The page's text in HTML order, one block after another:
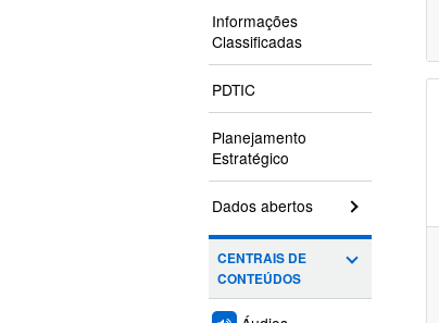
Informações
Classificadas
PDTIC
Planejamento
Estratégico
Dados abertos
CENTRAIS DE
CONTEÚDOS